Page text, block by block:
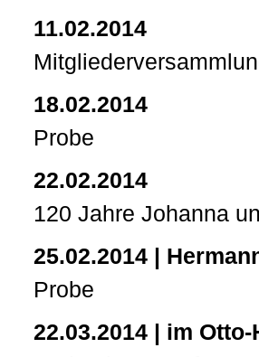
11.02.2014
18.02.2014
Probe
22.02.2014
120 Jahre Johanna
25.02.2014 |
Probe
22.03.2014 | im